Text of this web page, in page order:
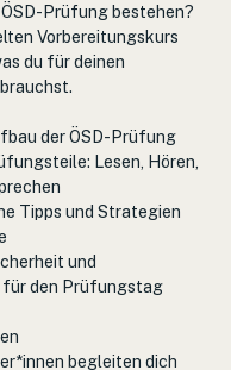
Prüfung bestehen?
Vorbereitungskurs
du für deinen
der ÖSD-Prüfung
Lesen, Hören,
Tipps und Strategien
und
den Prüfungstag
begleiten dich